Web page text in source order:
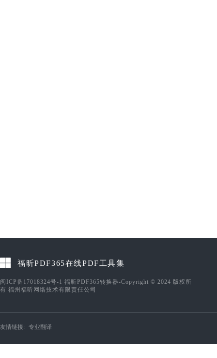
福昕PDF365在线PDF工具集
闽ICP备17018324号-1 福昕PDF365转换器-Copyright © 2024 版权所
有 福州福昕网络技术有限责任公司
友情链接: 专业翻译